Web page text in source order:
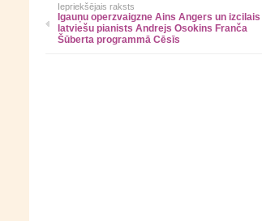
Iepriekšējais raksts
Igauņu operzvaigzne Ains Angers un izcilais
latviešu pianists Andrejs Osokins Franča
Šūberta programmā Cēsīs